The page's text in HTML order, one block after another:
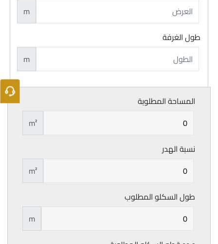
m
طول الغرفة
m
المساحة المطلوبة
m²
نسبة الهدر
m²
طول السكلو المطلوب
m